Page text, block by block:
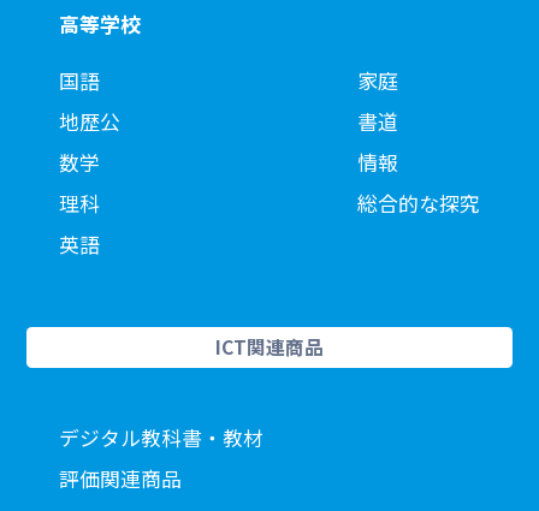
高等学校
国語
地歴公
数学
理科
英語
家庭
書道
情報
総合的な探究
ICT関連商品
デジタル教科書・教材
評価関連商品